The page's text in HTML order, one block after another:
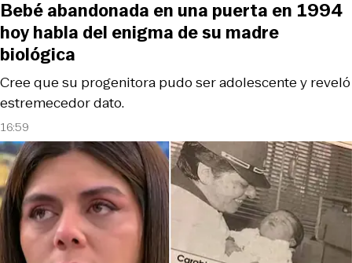
16:59
Cree que su progenitora pudo ser adolescente y reveló
estremecedor dato.
Bebé abandonada en una puerta en 1994
hoy habla del enigma de su madre
biológica